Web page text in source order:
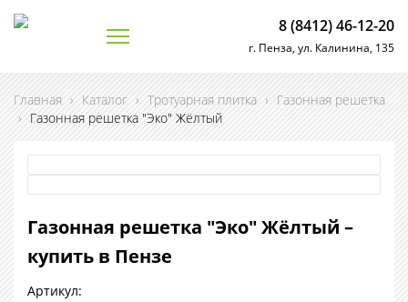
8 (8412) 46-12-20
г. Пенза, ул. Калинина, 135
Главная › Каталог › Тротуарная плитка › Газонная решетка
› Газонная решетка "Эко" Жёлтый
Газонная решетка "Эко" Жёлтый –
купить в Пензе
Артикул: